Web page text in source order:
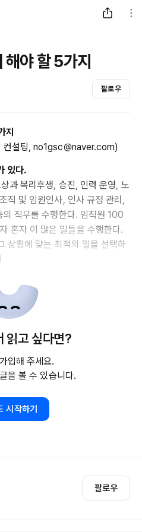
야 할 5가지
팔로우
지
컨설팅, no1gsc@naver.com)
있다.
과 복리후생, 승진, 인력 운영, 노
직 및 임원인사, 인사 규정 관리,
직무를 수행한다. 임직원 100
혼자 이 많은 일들을 수행한다.
상황에 맞는 최적의 일을 선택하
읽고 싶다면?
입해 주세요.
을 볼 수 있습니다.
시작하기
팔로우